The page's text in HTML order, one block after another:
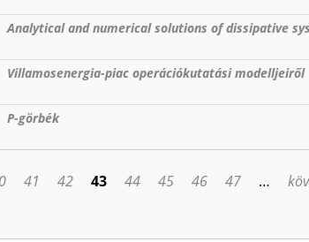
Analytical and numerical solutions of dissipative
Villamosenergia-piac operációkutatási modelljeiről
P-görbék
41 42 43 44 45 46 47 …